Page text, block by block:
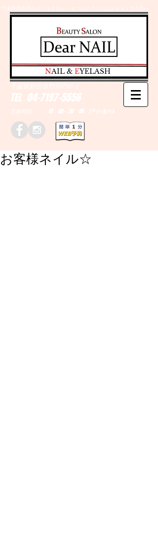
千葉県野田市のネイルサロン、まつげエクステはＤｅａｒＮAILへ
TEL 04-7197-5556
営業時間 10：00～20：00 (予約優先)
千葉県野田市野田790-1
​NAIL & EYELASH
お客様ネイル☆